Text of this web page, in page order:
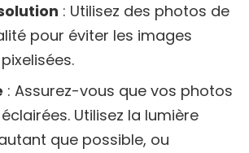
: Utilisez des photos de
pour éviter les images
: Assurez-vous que vos photos
Utilisez la lumière
que possible, ou